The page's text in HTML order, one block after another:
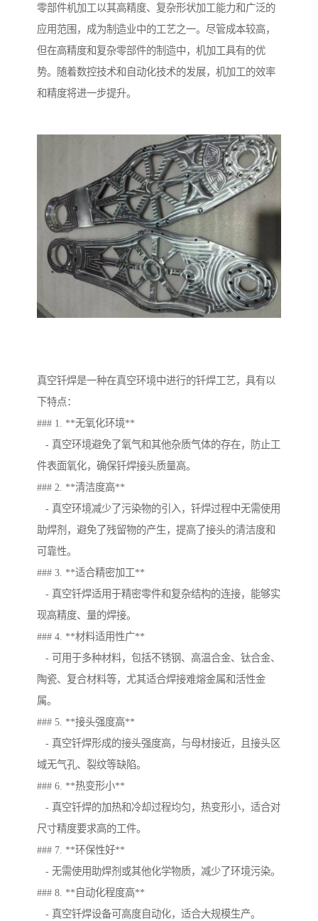
零部件机加工以其高精度、复杂形状加工能力和广泛的
应用范围，成为制造业中的工艺之一。尽管成本较高，
但在高精度和复杂零部件的制造中，机加工具有的优
势。随着数控技术和自动化技术的发展，机加工的效率
和精度将进一步提升。
真空钎焊是一种在真空环境中进行的钎焊工艺，具有以
下特点：
### 1. **无氧化环境**
- 真空环境避免了氧气和其他杂质气体的存在，防止工
件表面氧化，确保钎焊接头质量高。
### 2. **清洁度高**
- 真空环境减少了污染物的引入，钎焊过程中无需使用
助焊剂，避免了残留物的产生，提高了接头的清洁度和
可靠性。
### 3. **适合精密加工**
- 真空钎焊适用于精密零件和复杂结构的连接，能够实
现高精度、量的焊接。
### 4. **材料适用性广**
- 可用于多种材料，包括不锈钢、高温合金、钛合金、
陶瓷、复合材料等，尤其适合焊接难熔金属和活性金
属。
### 5. **接头强度高**
- 真空钎焊形成的接头强度高，与母材接近，且接头区
域无气孔、裂纹等缺陷。
### 6. **热变形小**
- 真空钎焊的加热和冷却过程均匀，热变形小，适合对
尺寸精度要求高的工件。
### 7. **环保性好**
- 无需使用助焊剂或其他化学物质，减少了环境污染。
### 8. **自动化程度高**
- 真空钎焊设备可高度自动化，适合大规模生产。